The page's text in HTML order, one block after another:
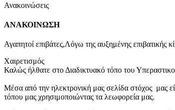
Ανακοινώσεις
ΑΝΑΚΟΙΝΩΣΗ
Αγαπητοί επιβάτες,Λόγω της αυξημένης επιβατικής
Χαιρετισμός
Καλώς ήλθατε στο Διαδικτυακό τόπο του
Μέσα από την ηλεκτρονική μας σελίδα στόχος μας
τόπου μας χρησιμοποιώντας τα λεωφορεία μας.